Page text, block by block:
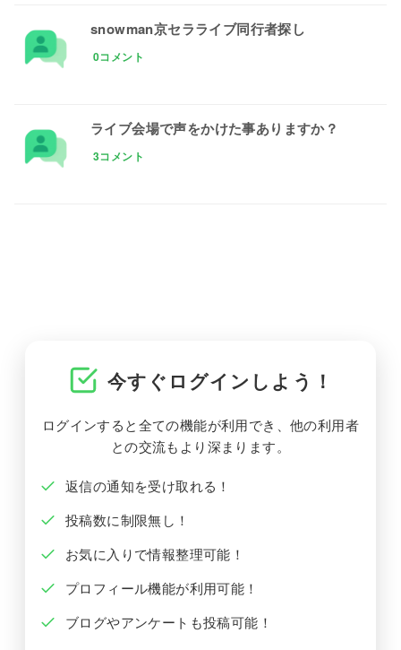
snowman京セラライブ同行者探し
0コメント
ライブ会場で声をかけた事ありますか？
3コメント
今すぐログインしよう！
ログインすると全ての機能が利用でき、他の利用者
との交流もより深まります。
返信の通知を受け取れる！
投稿数に制限無し！
お気に入りで情報整理可能！
プロフィール機能が利用可能！
ブログやアンケートも投稿可能！